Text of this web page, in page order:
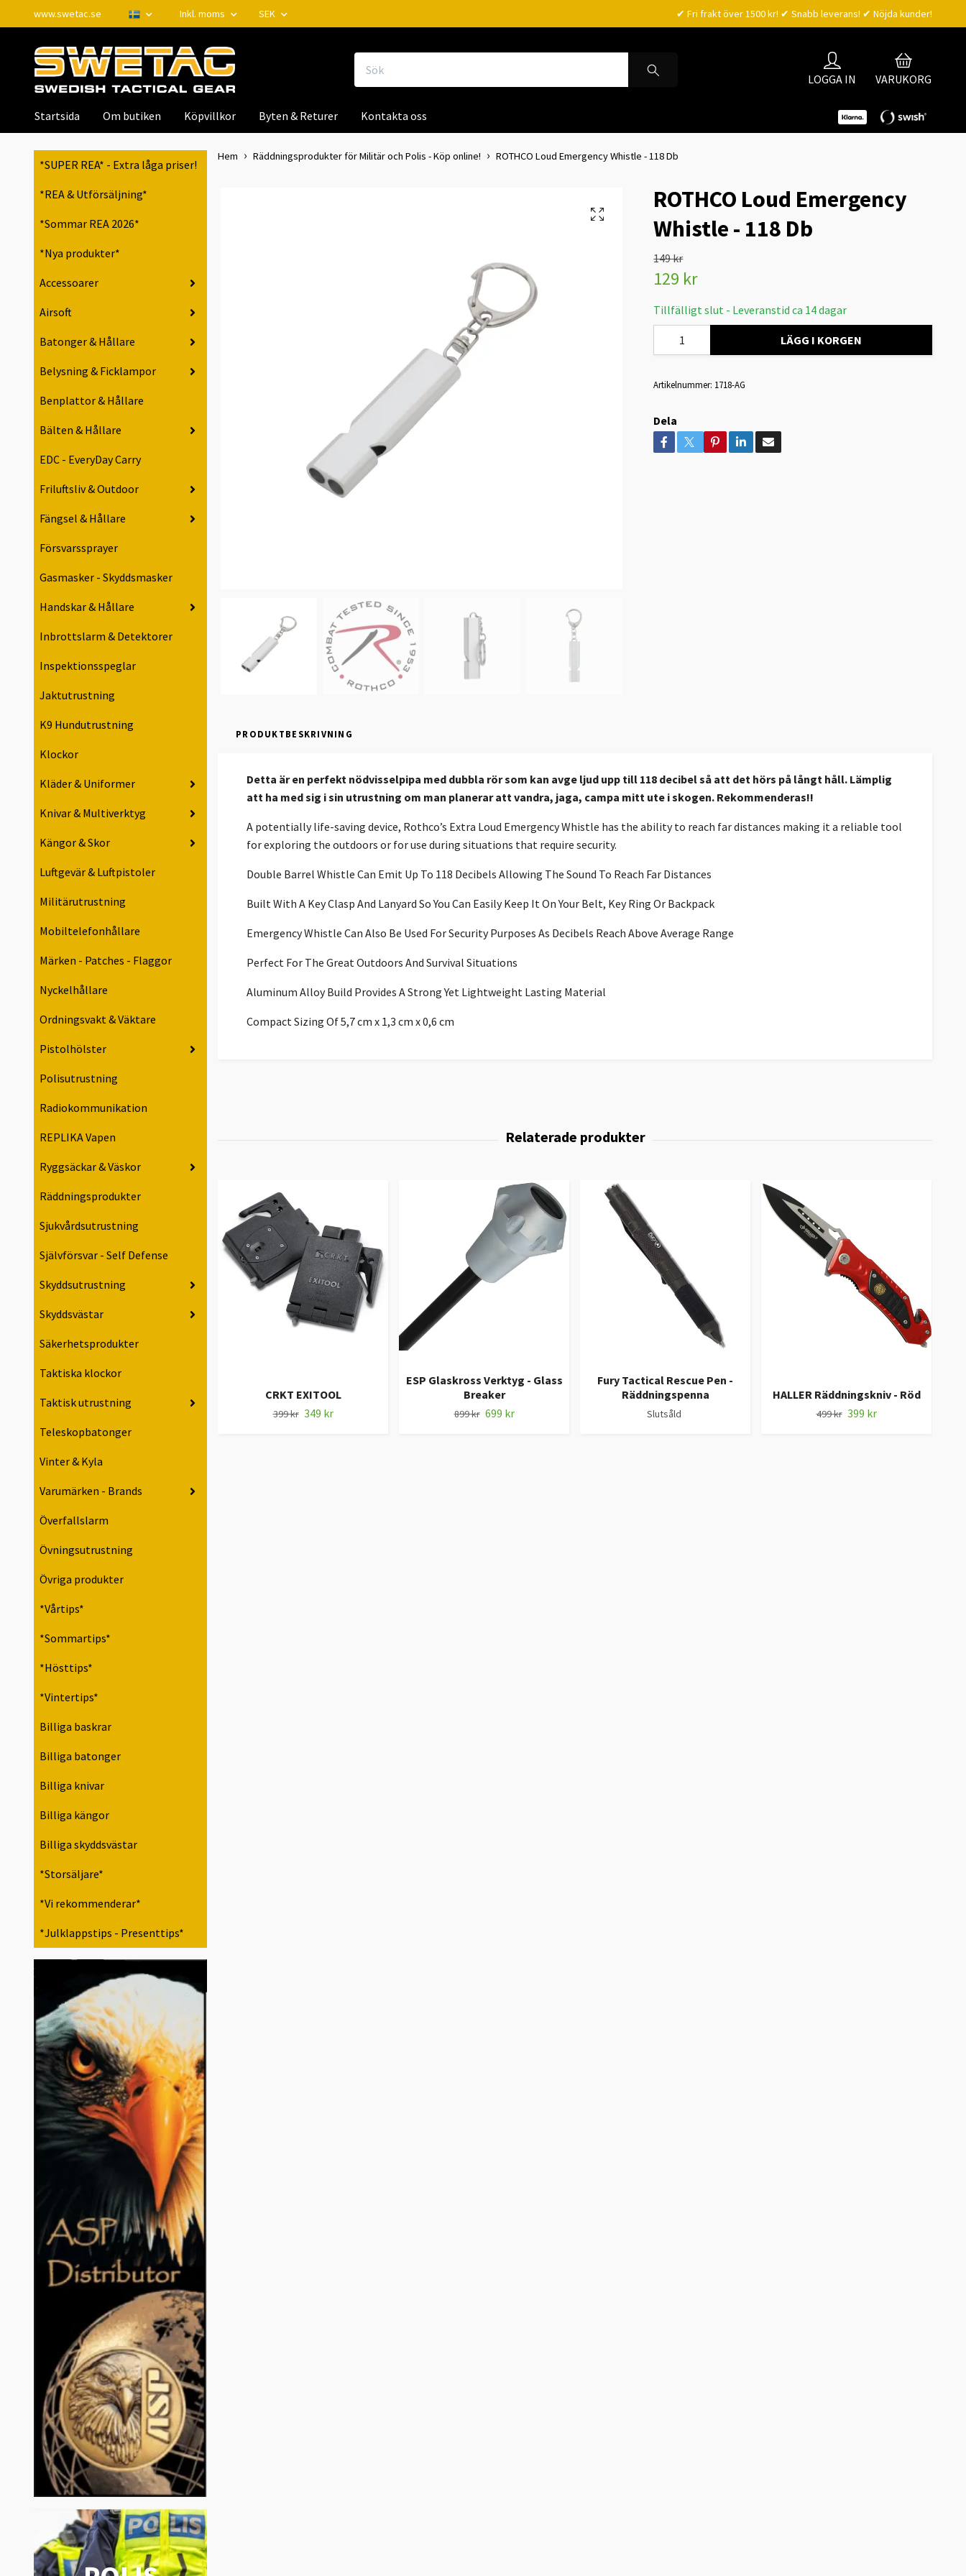
www.swetac.se Inkl. moms SEK ✔ Fri frakt över 1500 kr! ✔ Snabb leverans! ✔ Nöjda kunder!
LOGGA IN VARUKORG
Startsida Om butiken Köpvillkor Byten & Returer Kontakta oss
*SUPER REA* - Extra låga priser!
*REA & Utförsäljning*
*Sommar REA 2026*
*Nya produkter*
Accessoarer
Airsoft
Batonger & Hållare
Belysning & Ficklampor
Benplattor & Hållare
Bälten & Hållare
EDC - EveryDay Carry
Friluftsliv & Outdoor
Fängsel & Hållare
Försvarssprayer
Gasmasker - Skyddsmasker
Handskar & Hållare
Inbrottslarm & Detektorer
Inspektionsspeglar
Jaktutrustning
K9 Hundutrustning
Klockor
Kläder & Uniformer
Knivar & Multiverktyg
Kängor & Skor
Luftgevär & Luftpistoler
Militärutrustning
Mobiltelefonhållare
Märken - Patches - Flaggor
Nyckelhållare
Ordningsvakt & Väktare
Pistolhölster
Polisutrustning
Radiokommunikation
REPLIKA Vapen
Ryggsäckar & Väskor
Räddningsprodukter
Sjukvårdsutrustning
Självförsvar - Self Defense
Skyddsutrustning
Skyddsvästar
Säkerhetsprodukter
Taktiska klockor
Taktisk utrustning
Teleskopbatonger
Vinter & Kyla
Varumärken - Brands
Överfallslarm
Övningsutrustning
Övriga produkter
*Vårtips*
*Sommartips*
*Hösttips*
*Vintertips*
Billiga baskrar
Billiga batonger
Billiga knivar
Billiga kängor
Billiga skyddsvästar
*Storsäljare*
*Vi rekommenderar*
*Julklappstips - Presenttips*
Hem Räddningsprodukter för Militär och Polis - Köp online! ROTHCO Loud Emergency Whistle - 118 Db
ROTHCO Loud Emergency
Whistle - 118 Db
149 kr
129 kr
Tillfälligt slut - Leveranstid ca 14 dagar
LÄGG I KORGEN
Artikelnummer: 1718-AG
Dela
PRODUKTBESKRIVNING
Detta är en perfekt nödvisselpipa med dubbla rör som kan avge ljud upp till 118 decibel så att det hörs på långt håll. Lämplig
att ha med sig i sin utrustning om man planerar att vandra, jaga, campa mitt ute i skogen. Rekommenderas!!
A potentially life-saving device, Rothco’s Extra Loud Emergency Whistle has the ability to reach far distances making it a reliable tool
for exploring the outdoors or for use during situations that require security.
Double Barrel Whistle Can Emit Up To 118 Decibels Allowing The Sound To Reach Far Distances
Built With A Key Clasp And Lanyard So You Can Easily Keep It On Your Belt, Key Ring Or Backpack
Emergency Whistle Can Also Be Used For Security Purposes As Decibels Reach Above Average Range
Perfect For The Great Outdoors And Survival Situations
Aluminum Alloy Build Provides A Strong Yet Lightweight Lasting Material
Compact Sizing Of 5,7 cm x 1,3 cm x 0,6 cm
CRKT EXITOOL
399 kr 349 kr
ESP Glaskross Verktyg - Glass
Breaker
899 kr 699 kr
Fury Tactical Rescue Pen -
Räddningspenna
Slutsåld
HALLER Räddningskniv - Röd
499 kr 399 kr